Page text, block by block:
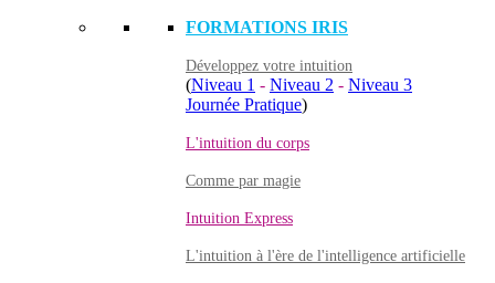
FORMATIONS IRIS
Développez votre intuition
(Niveau 1 - Niveau 2 - Niveau 3
Journée Pratique)
L'intuition du corps
Comme par magie
Intuition Express
L'intuition à l'ère de l'intelligence artificielle